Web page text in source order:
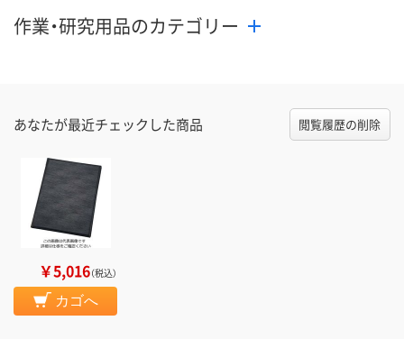
作業・研究用品のカテゴリー
あなたが最近チェックした商品 閲覧履歴の削除
￥5,016（税込）
カゴへ